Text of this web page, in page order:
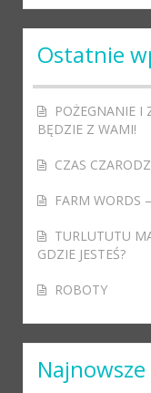
Ostatnie
POŻEGNANIE I
BĘDZIE Z WAMI!
CZAS
FARM WORDS
TURLUTUTU
GDZIE JESTEŚ?
ROBOTY